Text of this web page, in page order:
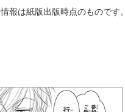
報は紙版出版時点のものです。
24
31